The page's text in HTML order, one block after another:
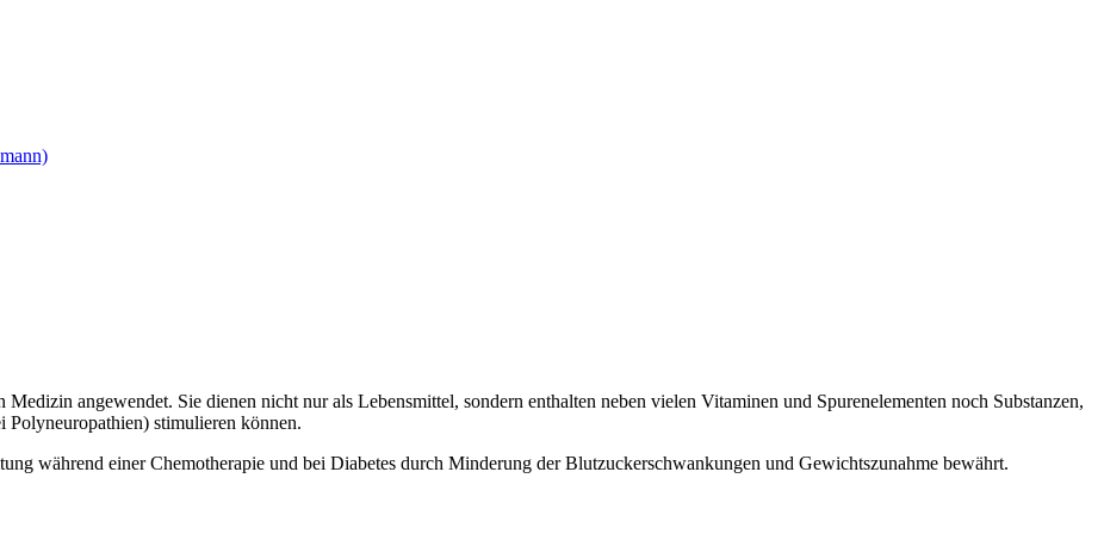
angewendet. Sie dienen nicht nur als Lebensmittel, sondern enthalten neben vielen Vitaminen und Spurenelementen noch Substanzen,
stimulieren können.
während einer Chemotherapie und bei Diabetes durch Minderung der Blutzuckerschwankungen und Gewichtszunahme bewährt.